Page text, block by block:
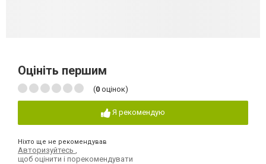
Оцініть першим
(0 оцінок)
Я рекомендую
Ніхто ще не рекомендував
Авторизуйтесь
щоб оцінити і порекомендувати